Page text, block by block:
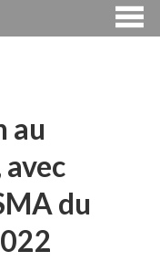
au
avec
du